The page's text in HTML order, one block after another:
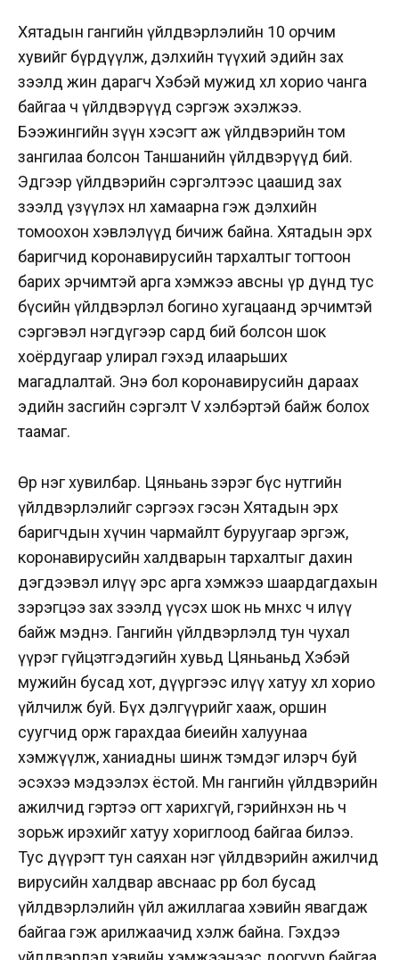
Хятадын гангийн үйлдвэрлэлийн 10 орчим
хувийг бүрдүүлж, дэлхийн түүхий эдийн зах
зээлд жин дарагч Хэбэй мужид хөл хорио чанга
байгаа ч үйлдвэрүүд сэргэж эхэлжээ.
Бээжингийн зүүн хэсэгт аж үйлдвэрийн том
зангилаа болсон Таншанийн үйлдвэрүүд бий.
Эдгээр үйлдвэрийн сэргэлтээс цаашид зах
зээлд үзүүлэх нөлөө хамаарна гэж дэлхийн
томоохон хэвлэлүүд бичиж байна. Хятадын эрх
баригчид коронавирусийн тархалтыг тогтоон
барих эрчимтэй арга хэмжээ авсны үр дүнд тус
бүсийн үйлдвэрлэл богино хугацаанд эрчимтэй
сэргэвэл нэгдүгээр сард бий болсон шок
хоёрдугаар улирал гэхэд илаарьших
магадлалтай. Энэ бол коронавирусийн дараах
эдийн засгийн сэргэлт V хэлбэртэй байж болох
таамаг.
Өөр нэг хувилбар. Цяньань зэрэг бүс нутгийн
үйлдвэрлэлийг сэргээх гэсэн Хятадын эрх
баригчдын хүчин чармайлт буруугаар эргэж,
коронавирусийн халдварын тархалтыг дахин
дэгдээвэл илүү эрс арга хэмжээ шаардагдахын
зэрэгцээ зах зээлд үүсэх шок нь өмнөхөөс ч илүү
байж мэднэ. Гангийн үйлдвэрлэлд тун чухал
үүрэг гүйцэтгэдэгийн хувьд Цяньаньд Хэбэй
мужийн бусад хот, дүүргээс илүү хатуу хөл хорио
үйлчилж буй. Бүх дэлгүүрийг хааж, оршин
суугчид орж гарахдаа биеийн халуунаа
хэмжүүлж, ханиадны шинж тэмдэг илэрч буй
эсэхээ мэдээлэх ёстой. Мөн гангийн үйлдвэрийн
ажилчид гэртээ огт харихгүй, гэрийнхэн нь ч
зорьж ирэхийг хатуу хориглоод байгаа билээ.
Тус дүүрэгт тун саяхан нэг үйлдвэрийн ажилчид
вирусийн халдвар авснаас өөрөөр бол бусад
үйлдвэрлэлийн үйл ажиллагаа хэвийн явагдаж
байгаа гэж арилжаачид хэлж байна. Гэхдээ